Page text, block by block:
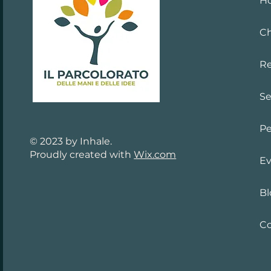
© 2023 by Inhale.
Proudly created withWix.com